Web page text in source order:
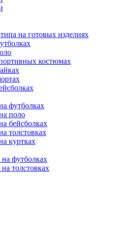
на готовых изделиях
костюмах
футболках
поло
бейсболках
толстовках
куртках
футболках
толстовках